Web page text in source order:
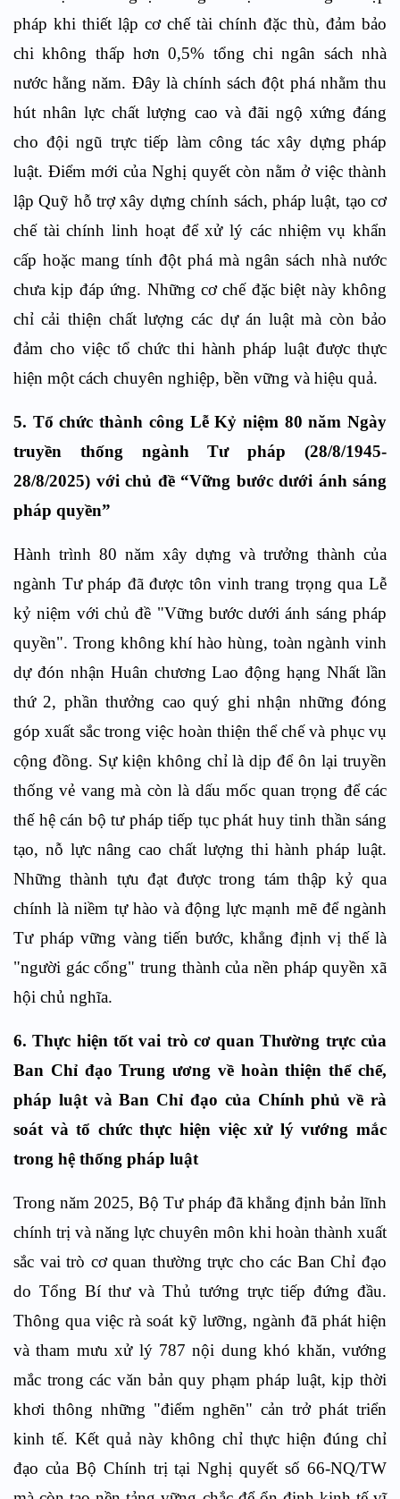
pháp khi thiết lập cơ chế tài chính đặc thù, đảm bảo
chi không thấp hơn 0,5% tổng chi ngân sách nhà
nước hằng năm. Đây là chính sách đột phá nhằm thu
hút nhân lực chất lượng cao và đãi ngộ xứng đáng
cho đội ngũ trực tiếp làm công tác xây dựng pháp
luật. Điểm mới của Nghị quyết còn nằm ở việc thành
lập Quỹ hỗ trợ xây dựng chính sách, pháp luật, tạo cơ
chế tài chính linh hoạt để xử lý các nhiệm vụ khẩn
cấp hoặc mang tính đột phá mà ngân sách nhà nước
chưa kịp đáp ứng. Những cơ chế đặc biệt này không
chỉ cải thiện chất lượng các dự án luật mà còn bảo
đảm cho việc tổ chức thi hành pháp luật được thực
hiện một cách chuyên nghiệp, bền vững và hiệu quả.
5. Tổ chức thành công Lễ Kỷ niệm 80 năm Ngày
truyền thống ngành Tư pháp (28/8/1945-
28/8/2025) với chủ đề “Vững bước dưới ánh sáng
pháp quyền”
Hành trình 80 năm xây dựng và trưởng thành của
ngành Tư pháp đã được tôn vinh trang trọng qua Lễ
kỷ niệm với chủ đề "Vững bước dưới ánh sáng pháp
quyền". Trong không khí hào hùng, toàn ngành vinh
dự đón nhận Huân chương Lao động hạng Nhất lần
thứ 2, phần thưởng cao quý ghi nhận những đóng
góp xuất sắc trong việc hoàn thiện thể chế và phục vụ
cộng đồng. Sự kiện không chỉ là dịp để ôn lại truyền
thống vẻ vang mà còn là dấu mốc quan trọng để các
thế hệ cán bộ tư pháp tiếp tục phát huy tinh thần sáng
tạo, nỗ lực nâng cao chất lượng thi hành pháp luật.
Những thành tựu đạt được trong tám thập kỷ qua
chính là niềm tự hào và động lực mạnh mẽ để ngành
Tư pháp vững vàng tiến bước, khẳng định vị thế là
"người gác cổng" trung thành của nền pháp quyền xã
hội chủ nghĩa.
6. Thực hiện tốt vai trò cơ quan Thường trực của
Ban Chỉ đạo Trung ương về hoàn thiện thể chế,
pháp luật và Ban Chỉ đạo của Chính phủ về rà
soát và tổ chức thực hiện việc xử lý vướng mắc
trong hệ thống pháp luật
Trong năm 2025, Bộ Tư pháp đã khẳng định bản lĩnh
chính trị và năng lực chuyên môn khi hoàn thành xuất
sắc vai trò cơ quan thường trực cho các Ban Chỉ đạo
do Tổng Bí thư và Thủ tướng trực tiếp đứng đầu.
Thông qua việc rà soát kỹ lưỡng, ngành đã phát hiện
và tham mưu xử lý 787 nội dung khó khăn, vướng
mắc trong các văn bản quy phạm pháp luật, kịp thời
khơi thông những "điểm nghẽn" cản trở phát triển
kinh tế. Kết quả này không chỉ thực hiện đúng chỉ
đạo của Bộ Chính trị tại Nghị quyết số 66-NQ/TW